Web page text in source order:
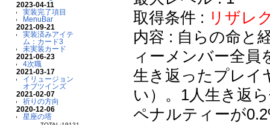
2023-04-11
実装完了項目
MenuBar
2021-09-21
実装済みアイテ
ム：カード3
未実装カード
2021-06-23
4次職
2021-03-17
イリュージョン
オブツインズ
2021-02-07
祈りの方向
2020-12-06
星座の塔
取得条件 : リザレ
内容 : 自らの命と
ィーメンバー全員
生き返ったプレイ
い）。1人生き返
ペナルティーが